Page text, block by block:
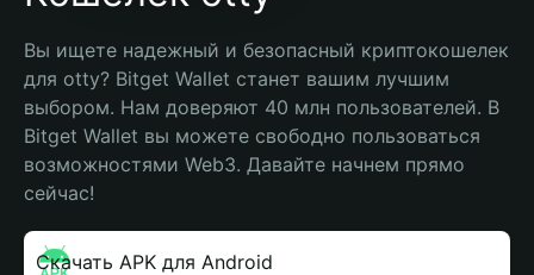
Вы ищете надежный и безопасный криптокошелек
для otty? Bitget Wallet станет вашим лучшим
выбором. Нам доверяют 40 млн пользователей. В
Bitget Wallet вы можете свободно пользоваться
возможностями Web3. Давайте начнем прямо
сейчас!
Скачать APK для Android